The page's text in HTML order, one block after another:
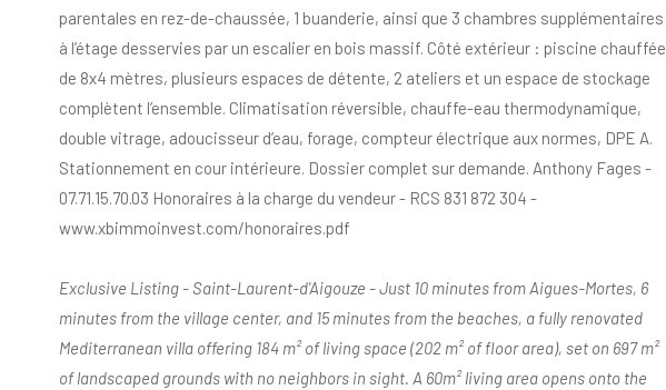
parentales en rez-de-chaussée, 1 buanderie, ainsi que 3 chambres supplémentaires
à l’étage desservies par un escalier en bois massif. Côté extérieur : piscine chauffée
de 8x4 mètres, plusieurs espaces de détente, 2 ateliers et un espace de stockage
complètent l’ensemble. Climatisation réversible, chauffe-eau thermodynamique,
double vitrage, adoucisseur d’eau, forage, compteur électrique aux normes, DPE A.
Stationnement en cour intérieure. Dossier complet sur demande. Anthony Fages -
07.71.15.70.03 Honoraires à la charge du vendeur - RCS 831 872 304 -
www.xbimmoinvest.com/honoraires.pdf
Exclusive Listing - Saint-Laurent-d'Aigouze - Just 10 minutes from Aigues-Mortes, 6
minutes from the village center, and 15 minutes from the beaches, a fully renovated
Mediterranean villa offering 184 m² of living space (202 m² of floor area), set on 697 m²
of landscaped grounds with no neighbors in sight. A 60m² living area opens onto the